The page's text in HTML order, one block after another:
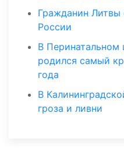
Гражданин
России
В Перинатальном
родился самый
года
В
гроза и ливни